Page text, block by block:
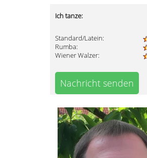
Ich tanze:
Standard/Latein:
Rumba:
Wiener Walzer:
Nachricht senden